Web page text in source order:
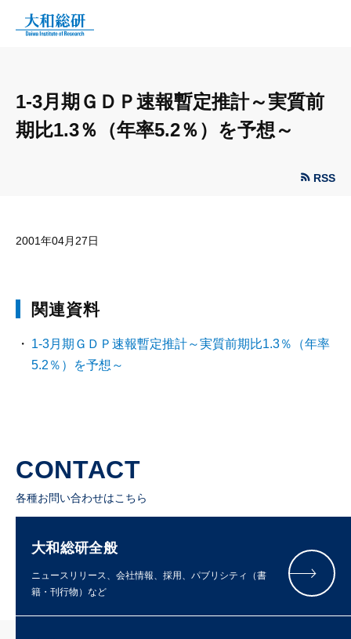
1-3月期ＧＤＰ速報暫定推計～実質前
期比1.3％（年率5.2％）を予想～
RSS
2001年04月27日
関連資料
1-3月期ＧＤＰ速報暫定推計～実質前期比1.3％（年率
5.2％）を予想～
CONTACT
各種お問い合わせはこちら
大和総研全般
ニュースリリース、会社情報、採用、パブリシティ（書
籍・刊行物）など